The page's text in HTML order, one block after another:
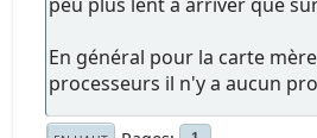
En général pour la carte
processeurs il n'y a aucun